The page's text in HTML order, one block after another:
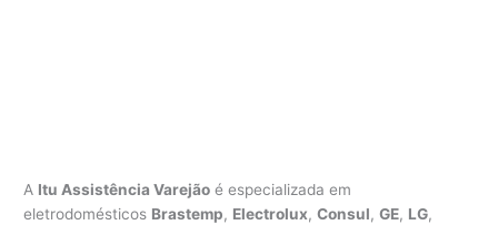
A Itu Assistência Varejão é especializada em
eletrodomésticos Brastemp, Electrolux,Consul,GE, LG,